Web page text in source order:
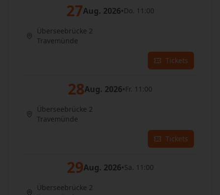
27Aug. 2026•Do. 11:00
Überseebrücke 2
Travemünde
Tickets
28Aug. 2026•Fr. 11:00
Überseebrücke 2
Travemünde
Tickets
29Aug. 2026•Sa. 11:00
Überseebrücke 2